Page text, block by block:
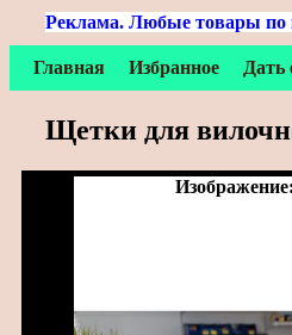
Реклама. Любые товары по
Главная Избранное Дать
Щетки для